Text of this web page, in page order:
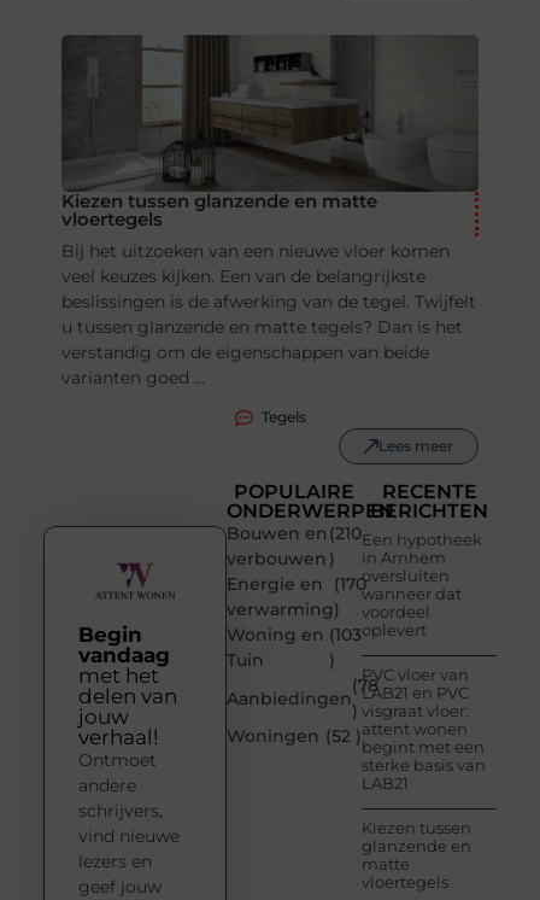
Kiezen tussen glanzende en matte
vloertegels
Bij het uitzoeken van een nieuwe vloer komen
veel keuzes kijken. Een van de belangrijkste
beslissingen is de afwerking van de tegel. Twijfelt
u tussen glanzende en matte tegels? Dan is het
verstandig om de eigenschappen van beide
varianten goed ...
Tegels
Lees meer
POPULAIRE
ONDERWERPEN
Bouwen en
verbouwen
(210
)
Energie en
verwarming
(170
)
Woning en
Tuin
(103
)
Aanbiedingen
(78
)
Woningen (52 )
RECENTE
BERICHTEN
Een hypotheek
in Arnhem
oversluiten
wanneer dat
voordeel
oplevert
PVC vloer van
LAB21 en PVC
visgraat vloer:
attent wonen
begint met een
sterke basis van
LAB21
Kiezen tussen
glanzende en
matte
vloertegels
Begin
vandaag
met het
delen van
jouw
verhaal!
Ontmoet
andere
schrijvers,
vind nieuwe
lezers en
geef jouw